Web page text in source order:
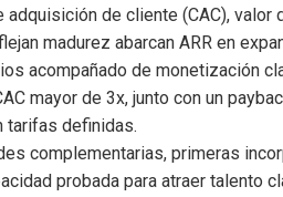
de cliente (CAC), valor
madurez abarcan ARR en
acompañado de monetización
mayor de 3x, junto con un
tarifas definidas.
complementarias, primeras
probada para atraer talento